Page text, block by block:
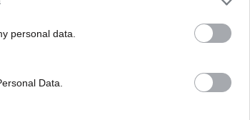
personal data.
Data.